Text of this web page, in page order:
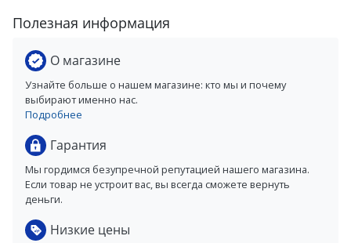
Полезная информация
О магазине
Узнайте больше о нашем магазине: кто мы и почему
выбирают именно нас.
Подробнее
Гарантия
Мы гордимся безупречной репутацией нашего магазина.
Если товар не устроит вас, вы всегда сможете вернуть
деньги.
Низкие цены